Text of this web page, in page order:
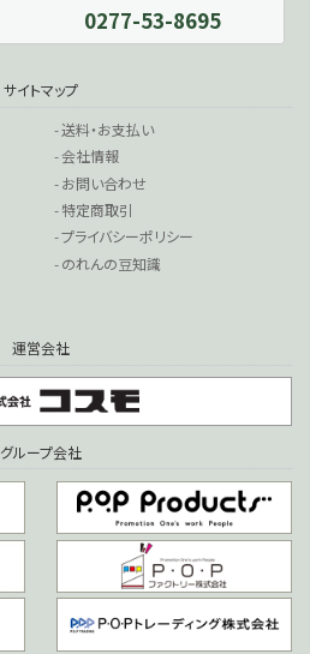
0277-53-8695
サイトマップ
- のれんの豆知識
- 送料・お支払い
- 会社情報
- お問い合わせ
- 特定商取引
- プライバシーポリシー
運営会社
グループ会社